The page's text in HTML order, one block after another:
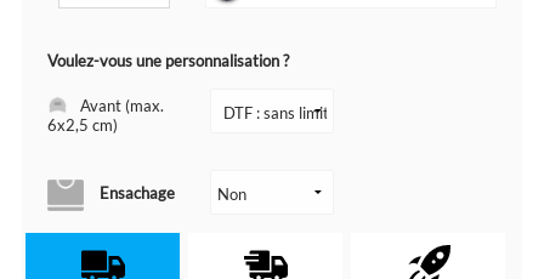
Voulez-vous une personnalisation ?
Avant (max.
6x2,5 cm)
Ensachage